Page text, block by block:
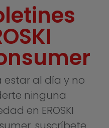
estar al día y no
ninguna
en EROSKI